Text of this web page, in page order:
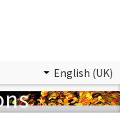
English (UK)